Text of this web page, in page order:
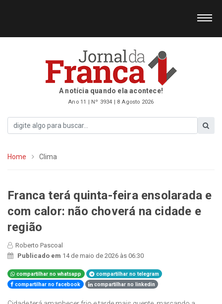
A notícia quando ela acontece!
Ano 11 | Nº 3934 | 8 Agosto 2026
Home Clima
Franca terá quinta-feira ensolarada e
com calor: não choverá na cidade e
região
Roberto Pascoal
Publicado em 14 de maio de 2026 às 06:30
compartilhar no whatsapp
compartilhar no telegram
compartilhar no facebook
compartilhar no linkedin